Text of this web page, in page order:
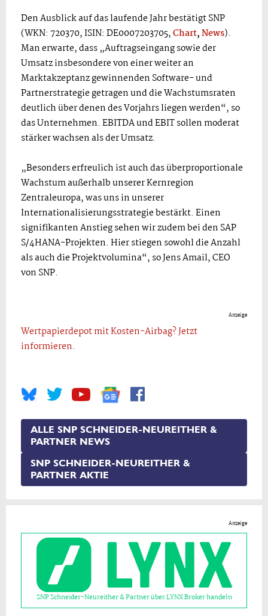
Den Ausblick auf das laufende Jahr bestätigt SNP
(WKN: 720370, ISIN: DE0007203705,Chart,News).
Man erwarte, dass „Auftragseingang sowie der
Umsatz insbesondere von einer weiter an
Marktakzeptanz gewinnenden Software- und
Partnerstrategie getragen und die Wachstumsraten
deutlich über denen des Vorjahrs liegen werden“, so
das Unternehmen. EBITDA und EBIT sollen moderat
stärker wachsen als der Umsatz.
„Besonders erfreulich ist auch das überproportionale
Wachstum außerhalb unserer Kernregion
Zentraleuropa, was uns in unserer
Internationalisierungsstrategie bestärkt. Einen
signifikanten Anstieg sehen wir zudem bei den SAP
S/4HANA-Projekten. Hier stiegen sowohl die Anzahl
als auch die Projektvolumina“, so Jens Amail, CEO
von SNP.
Anzeige
Wertpapierdepot mit Kosten-Airbag? Jetzt
informieren.
ALLE SNP SCHNEIDER-NEUREITHER &
PARTNER NEWS
SNP SCHNEIDER-NEUREITHER &
PARTNER AKTIE
Anzeige
SNP Schneider-Neureither & Partner über LYNX Broker handeln